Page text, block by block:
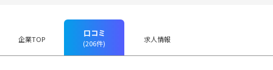
企業TOP
口コミ
(206件) 求人情報